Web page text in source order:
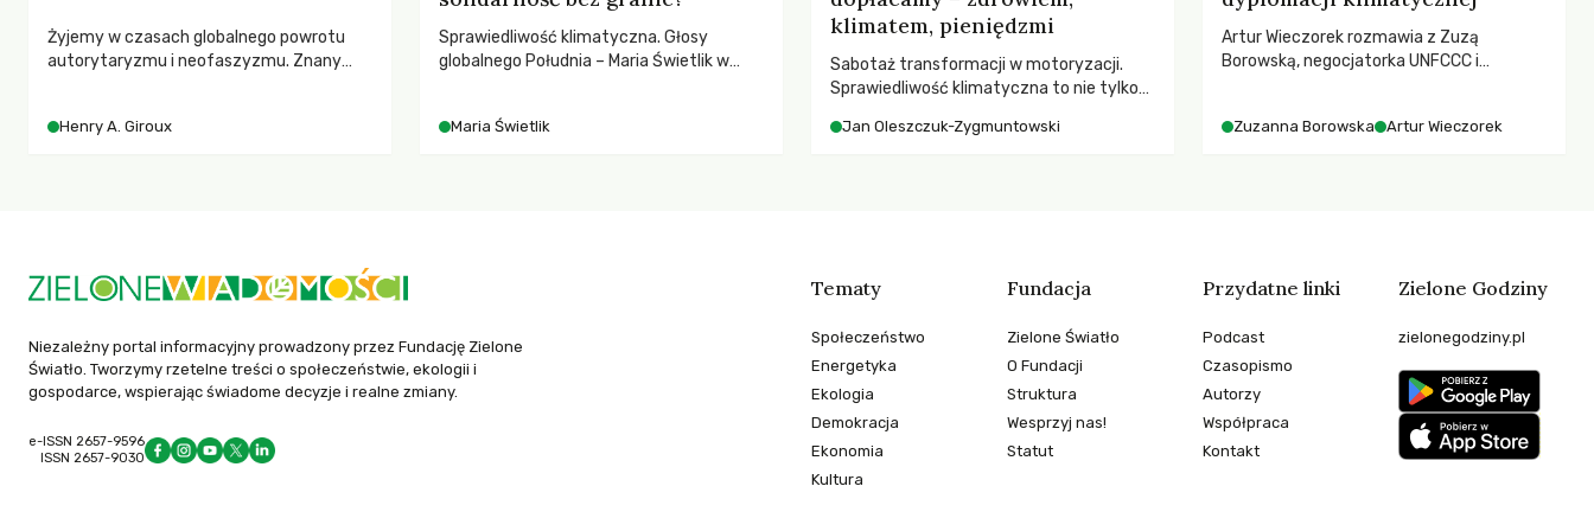
Żyjemy w czasach globalnego powrotu
autorytaryzmu i neofaszyzmu. Znany
społeczeństwo. Czy współczesne
Henry A. Giroux
Sprawiedliwość klimatyczna. Głosy
globalnego Południa – Maria Świetlik w
Maria Świetlik
klimatem, pieniędzmi
Sabotaż transformacji w motoryzacji.
Sprawiedliwość klimatyczna to nie tylko
ponosi konsekwencje globalnego
Jan Oleszczuk-Zygmuntowski
Artur Wieczorek rozmawia z Zuzą
Borowską, negocjatorka UNFCCC i
ruchach klimatycznych
Zuzanna Borowska Artur Wieczorek
Niezależny portal informacyjny prowadzony przez Fundację Zielone
Światło. Tworzymy rzetelne treści o społeczeństwie, ekologii i
gospodarce, wspierając świadome decyzje i realne zmiany.
e-ISSN 2657-9596
ISSN 2657-9030
Tematy
Społeczeństwo
Energetyka
Ekologia
Demokracja
Ekonomia
Kultura
Fundacja
Zielone Światło
O Fundacji
Struktura
Wesprzyj nas!
Statut
Przydatne linki
Podcast
Czasopismo
Autorzy
Współpraca
Kontakt
Zielone Godziny
zielonegodziny.pl